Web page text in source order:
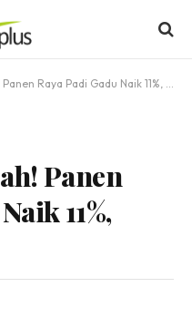
Raya Padi Gadu Naik 11%, Berkah?
Panen
11%,